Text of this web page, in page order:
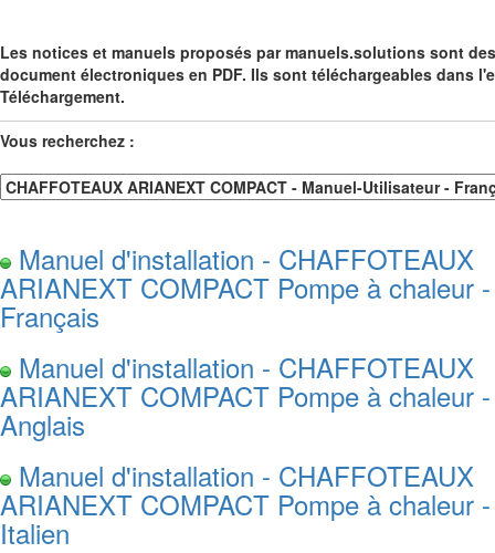
Les notices et manuels proposés par manuels.solutions sont des
document électroniques en PDF. Ils sont téléchargeables dans
Téléchargement.
Vous recherchez :
Manuel d'installation - CHAFFOTEAUX
ARIANEXT COMPACT Pompe à chaleur -
Français
Manuel d'installation - CHAFFOTEAUX
ARIANEXT COMPACT Pompe à chaleur -
Anglais
Manuel d'installation - CHAFFOTEAUX
ARIANEXT COMPACT Pompe à chaleur -
Italien